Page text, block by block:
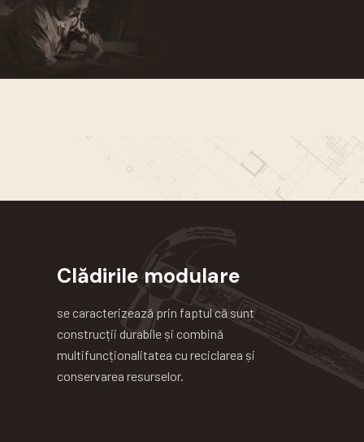
Clădirile modulare
se caracterizează prin faptul că sunt
construcții durabile și combină
multifuncționalitatea cu reciclarea și
conservarea resurselor.